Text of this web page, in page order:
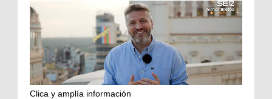
Clica y amplía información